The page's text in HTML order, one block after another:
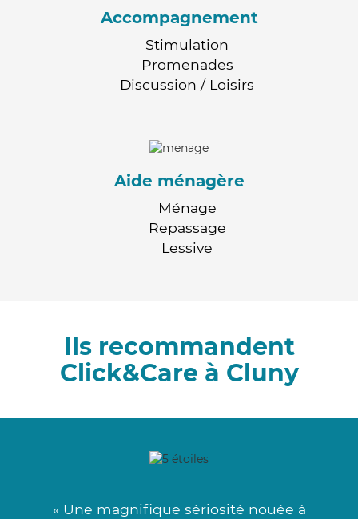
Accompagnement
Stimulation
Promenades
Discussion / Loisirs
Aide ménagère
Ménage
Repassage
Lessive
Ils recommandent
Click&Care à Cluny
« Une magnifique sériosité nouée à